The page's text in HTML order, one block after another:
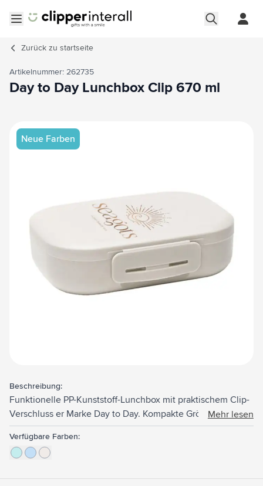
Zurück zu startseite
Neue Farben
Hauptbild
Klicken Sie, um das Bild im Vollbildmodus zu sehen
Artikelnummer: 262735
Day to Day Lunchbox Clip 670 ml
Beschreibung:
Funktionelle PP-Kunststoff-Lunchbox mit praktischem Clip-
Verschluss er Marke Day to Day. Kompakte Größe.
Geeignet für 4 Scheiben Brot oder andere
Zwischenmahlzeiten. Der gerippte Boden sorgt für
Belüftung, so dass der Inhalt länger frisch bleibt. Dieses
Mehr lesen
Verfügbare Farben: